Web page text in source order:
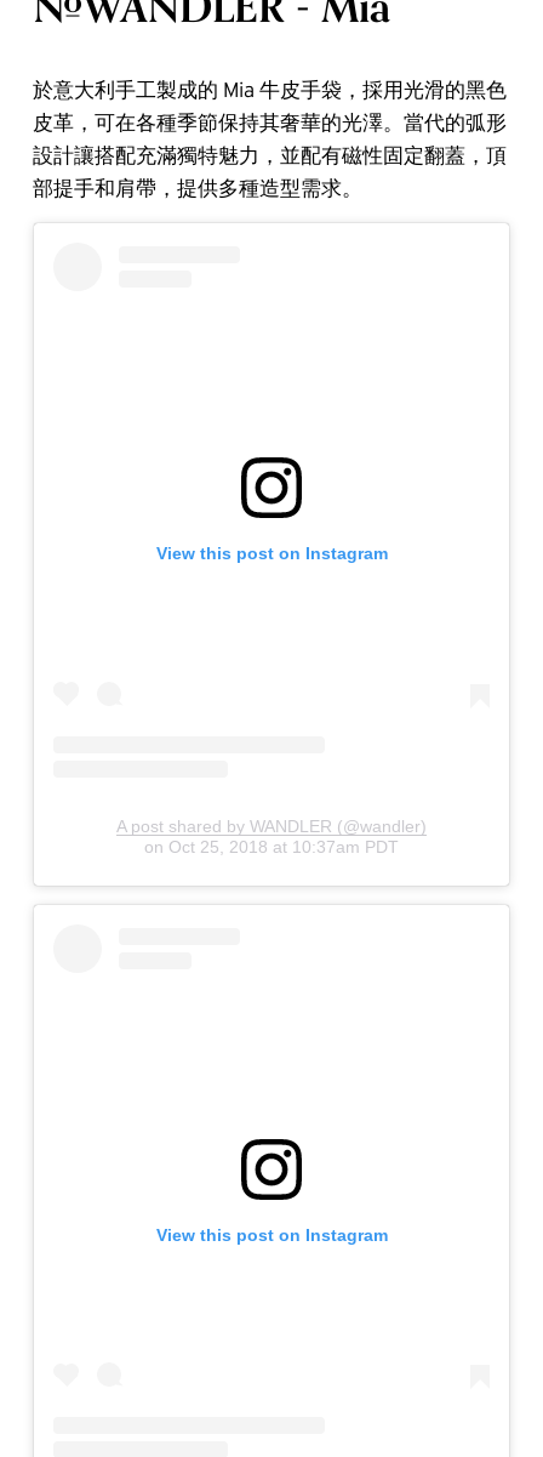
於意大利手工製成的 Mia 牛皮手袋，採用光滑的黑色
皮革，可在各種季節保持其奢華的光澤。當代的弧形
設計讓搭配充滿獨特魅力，並配有磁性固定翻蓋，頂
部提手和肩帶，提供多種造型需求。
View this post on Instagram
A post shared by WANDLER (@wandler)
on Oct 25, 2018 at 10:37am PDT
View this post on Instagram